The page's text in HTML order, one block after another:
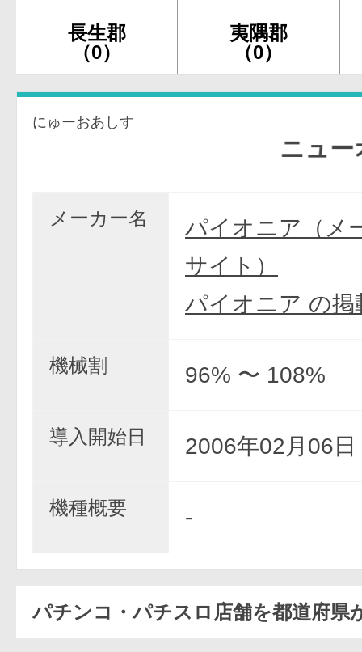
長生郡
（0）
夷隅郡
（0）
にゅーおあしす
ニューオア
メーカー名
パイオニア（メ
サイト）
パイオニア の掲
機械割 96% 〜 108%
導入開始日 2006年02月06日
機種概要 -
パチンコ・パチスロ店舗を都道府県